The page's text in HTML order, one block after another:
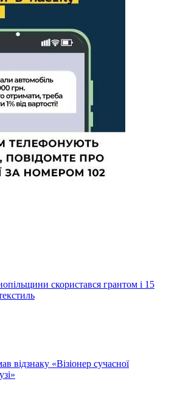
скористався грантом і 15
відзнаку «Візіонер сучасної